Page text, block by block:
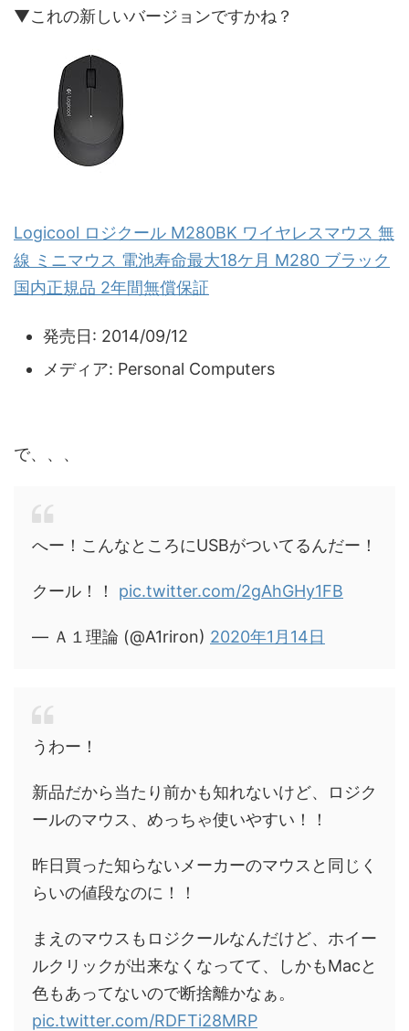
▼これの新しいバージョンですかね？
Logicool ロジクール M280BK ワイヤレスマウス 無
線 ミニマウス 電池寿命最大18ケ月 M280 ブラック
国内正規品 2年間無償保証
発売日: 2014/09/12
メディア: Personal Computers
で、、、
へー！こんなところにUSBがついてるんだー！
クール！！ pic.twitter.com/2gAhGHy1FB
— Ａ１理論 (@A1riron) 2020年1月14日
うわー！
新品だから当たり前かも知れないけど、ロジク
ールのマウス、めっちゃ使いやすい！！
昨日買った知らないメーカーのマウスと同じく
らいの値段なのに！！
まえのマウスもロジクールなんだけど、ホイー
ルクリックが出来なくなってて、しかもMacと
色もあってないので断捨離かなぁ。
pic.twitter.com/RDFTi28MRP